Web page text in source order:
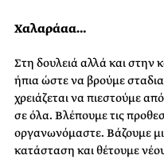
Χαλαράαα…
Στη δουλειά αλλά και στην
ήπια ώστε να βρούμε
χρειάζεται να πιεστούμε
σε όλα. Βλέπουμε τις
οργανωνόμαστε. Βάζουμε
κατάσταση και θέτουμε